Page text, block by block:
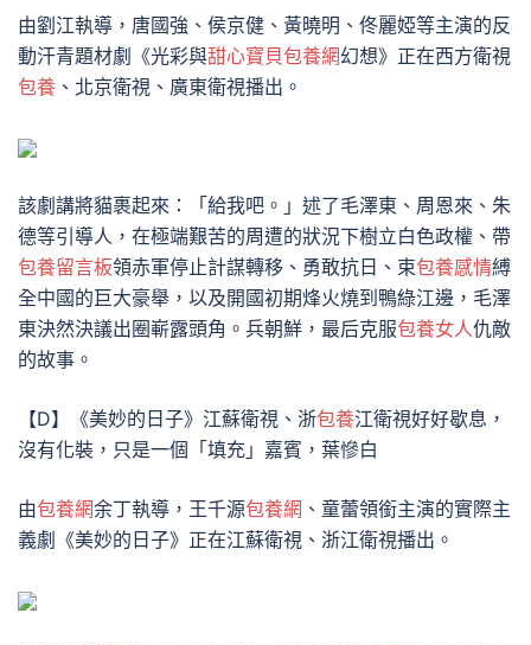
由劉江執導，唐國強、侯京健、黃曉明、佟麗婭等主演的反
動汗青題材劇《光彩與甜心寶貝包養網幻想》正在西方衛視
包養 、北京衛視、廣東衛視播出。
該劇講將貓裹起來：「給我吧。」述了毛澤東、周恩來、朱
德等引導人，在極端艱苦的周遭的狀況下樹立白色政權、帶
包養留言板領赤軍停止計謀轉移、勇敢抗日、束包養感情縛
全中國的巨大豪舉，以及開國初期烽火燒到鴨綠江邊，毛澤
東決然決議出圈嶄露頭角。兵朝鮮，最后克服包養女人仇敵
的故事。
【D】《美妙的日子》江蘇衛視、浙包養江衛視好好歇息，
沒有化裝，只是一個「填充」嘉賓，葉慘白
由包養網余丁執導，王千源包養網 、童蕾領銜主演的實際主
義劇《美妙的日子》正在江蘇衛視、浙江衛視播出。